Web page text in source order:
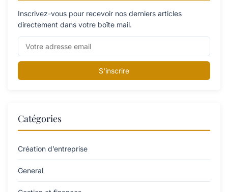
Inscrivez-vous pour recevoir nos derniers articles
directement dans votre boîte mail.
S'inscrire
Catégories
Création d’entreprise
General